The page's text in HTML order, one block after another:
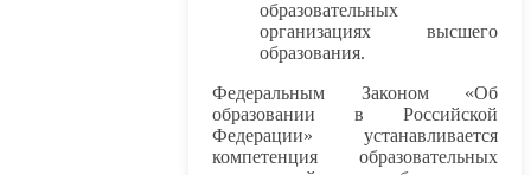
образовательных
организациях высшего
образования.
Федеральным Законом «Об
образовании в Российской
Федерации» устанавливается
компетенция образовательных